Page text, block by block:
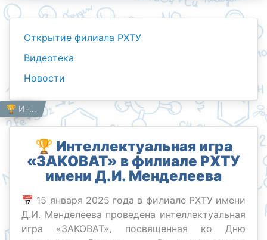
Открытие филиала РХТУ
Видеотека
Новости
Главная
Работникам
Новости 🏆 Интеллектуальная игра «ЗАКОВАТ» в филиале РХТУ имени Д.И. Менделеева
🏆 Интеллектуальная игра
«ЗАКОВАТ» в филиале РХТУ
имени Д.И. Менделеева
📅 15 января 2025 года в филиале РХТУ имени
Д.И. Менделеева проведена интеллектуальная
игра «ЗАКОВАТ», посвященная ко Дню